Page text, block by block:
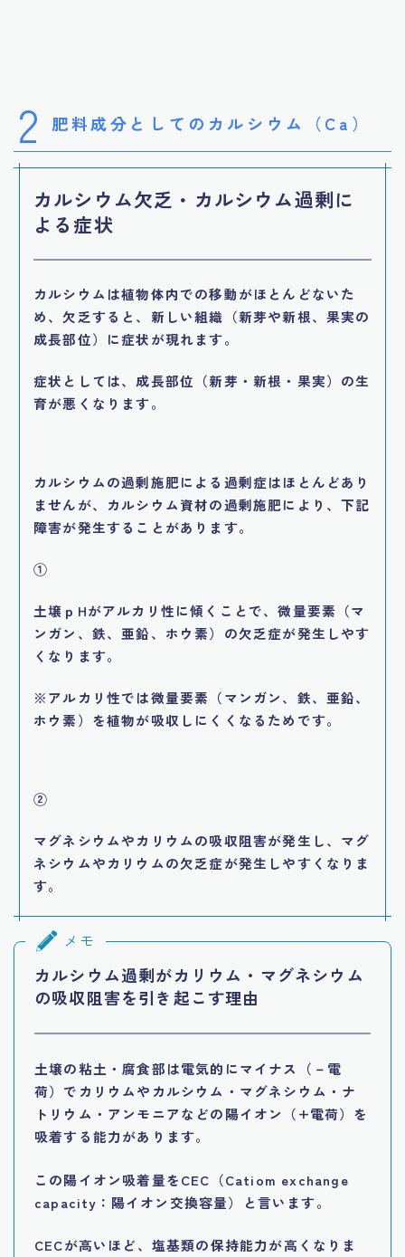
2 肥料成分としてのカルシウム（Ca）
カルシウム欠乏・カルシウム過剰に
よる症状
カルシウムは植物体内での移動がほとんどないた
め、欠乏すると、新しい組織（新芽や新根、果実の
成長部位）に症状が現れます。
症状としては、成長部位（新芽・新根・果実）の生
育が悪くなります。
カルシウムの過剰施肥による過剰症はほとんどあり
ませんが、カルシウム資材の過剰施肥により、下記
障害が発生することがあります。
①
土壌ｐHがアルカリ性に傾くことで、微量要素（マ
ンガン、鉄、亜鉛、ホウ素）の欠乏症が発生しやす
くなります。
※アルカリ性では微量要素（マンガン、鉄、亜鉛、
ホウ素）を植物が吸収しにくくなるためです。
②
マグネシウムやカリウムの吸収阻害が発生し、マグ
ネシウムやカリウムの欠乏症が発生しやすくなりま
す。
メモ
カルシウム過剰がカリウム・マグネシウム
の吸収阻害を引き起こす理由
土壌の粘土・腐食部は電気的にマイナス（－電
荷）でカリウムやカルシウム・マグネシウム・ナ
トリウム・アンモニアなどの陽イオン（+電荷）を
吸着する能力があります。
この陽イオン吸着量をCEC（Catiom exchange
capacity：陽イオン交換容量）と言います。
CECが高いほど、塩基類の保持能力が高くなりま